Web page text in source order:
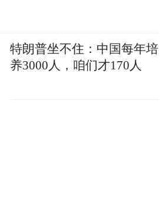
特朗普坐不住：中国每年培
养3000人，咱们才170人